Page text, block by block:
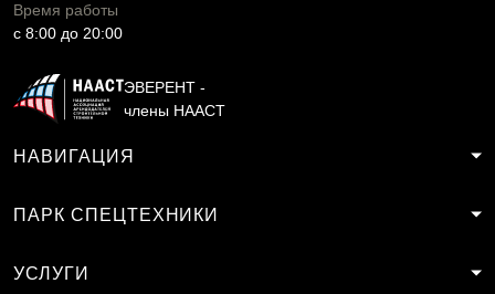
Время работы
c 8:00 до 20:00
ЭВЕРЕНТ -
члены НААСТ
НАВИГАЦИЯ
ПАРК СПЕЦТЕХНИКИ
УСЛУГИ